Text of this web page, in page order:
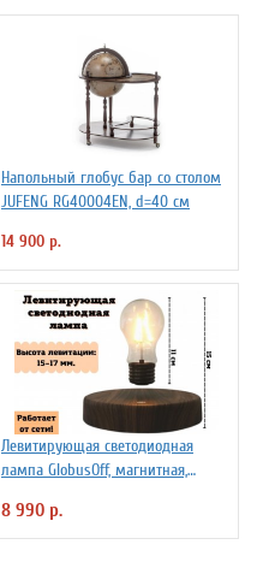
Напольный глобус бар со столом
JUFENG RG40004EN, d=40 см
14 900 р.
Левитирующая светодиодная
лампа GlobusOff, магнитная,
8 990 р.